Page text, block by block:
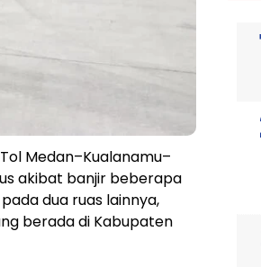
Medan–Kualanamu–
akibat banjir beberapa
dua ruas lainnya,
berada di Kabupaten